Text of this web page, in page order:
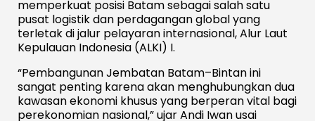
memperkuat posisi Batam sebagai salah satu
pusat logistik dan perdagangan global yang
terletak di jalur pelayaran internasional, Alur Laut
Kepulauan Indonesia (ALKI) I.
“Pembangunan Jembatan Batam–Bintan ini
sangat penting karena akan menghubungkan dua
kawasan ekonomi khusus yang berperan vital bagi
perekonomian nasional,” ujar Andi Iwan usai